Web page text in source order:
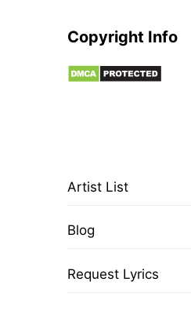
Copyright Info
Artist List
Blog
Request Lyrics